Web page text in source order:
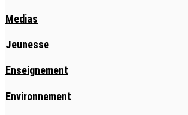
Medias
Jeunesse
Enseignement
Environnement